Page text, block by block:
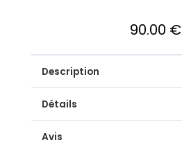
90.00 €
Description
Détails
Avis